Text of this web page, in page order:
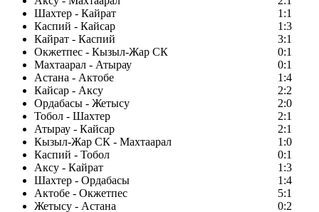
Шахтер - Кайрат
1:1
Каспий - Кайсар
1:3
Кайрат - Каспий
3:1
Окжетпес - Кызыл-Жар СК
0:1
Махтаарал - Атырау
0:1
Астана - Актобе
1:4
Кайсар - Аксу
2:2
Ордабасы - Жетысу
2:0
Тобол - Шахтер
2:1
Атырау - Кайсар
2:1
Кызыл-Жар СК - Махтаарал
1:0
Каспий - Тобол
0:1
Аксу - Кайрат
1:3
Шахтер - Ордабасы
1:4
Актобе - Окжетпес
5:1
Жетысу - Астана
0:2